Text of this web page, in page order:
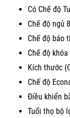
Có Chế độ
Chế độ ngủ
Chế độ báo
Chế độ
Kích thước
Chế độ
Điều khiển
Tuổi thọ bộ